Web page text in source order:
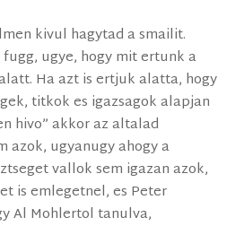
kivul hagytad a smailit.
ugye, hogy mit ertunk a
Ha azt is ertjuk alatta, hogy
titkok es igazsagok alapjan
hivo” akkor az altalad
azok, ugyanugy ahogy a
vallok sem igazan azok,
is emlegetnel, es Peter
Al Mohlertol tanulva,